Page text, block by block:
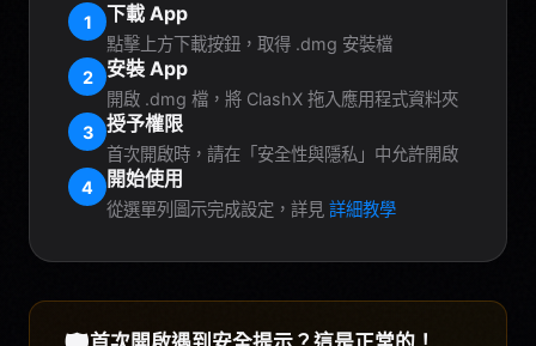
1 下載 App
點擊上方下載按鈕，取得 .dmg 安裝檔
2
安裝 App
開啟 .dmg 檔，將 ClashX 拖入應用程式資料夾
3
授予權限
首次開啟時，請在「安全性與隱私」中允許開啟
4
開始使用
從選單列圖示完成設定，詳見 詳細教學